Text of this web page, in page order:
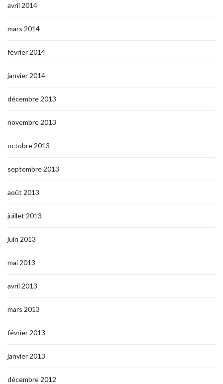
avril 2014
mars 2014
février 2014
janvier 2014
décembre 2013
novembre 2013
octobre 2013
septembre 2013
août 2013
juillet 2013
juin 2013
mai 2013
avril 2013
mars 2013
février 2013
janvier 2013
décembre 2012